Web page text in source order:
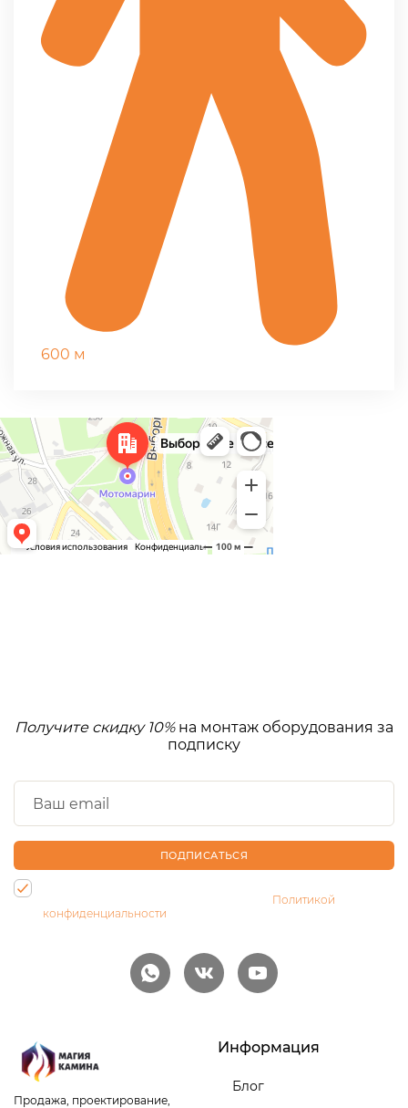
600 м
Получите скидку 10%на монтаж оборудования за
подписку
ПОДПИСАТЬСЯ
Политикой
конфиденциальности
Продажа, проектирование,
Информация
Блог